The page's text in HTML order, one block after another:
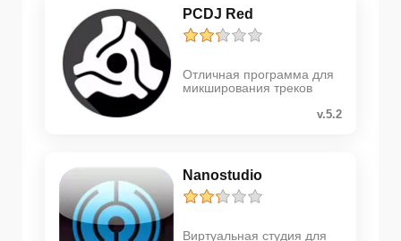
PCDJ Red
Отличная программа для
микширования треков
v.5.2
Nanostudio
Виртуальная студия для